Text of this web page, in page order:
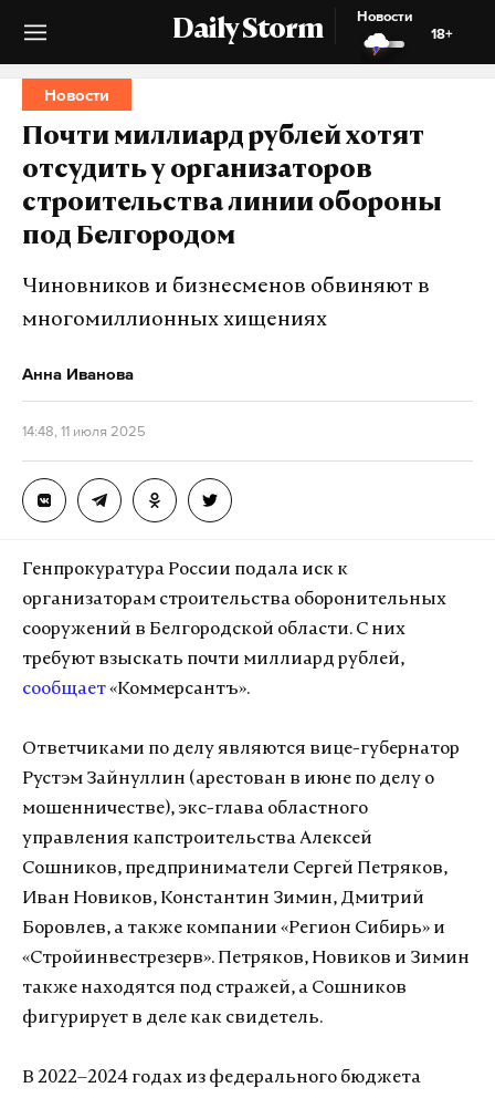
Daily Storm
Новости
18+
Новости
Почти миллиард рублей хотят
отсудить у организаторов
строительства линии обороны
под Белгородом
Чиновников и бизнесменов обвиняют в
многомиллионных хищениях
Анна Иванова
14:48, 11 июля 2025
Генпрокуратура России подала иск к
организаторам строительства оборонительных
сооружений в Белгородской области. С них
требуют взыскать почти миллиард рублей,
сообщает«Коммерсантъ».
Ответчиками по делу являются вице-губернатор
Рустэм Зайнуллин (арестован в июне по делу о
мошенничестве), экс-глава областного
управления капстроительства Алексей
Сошников, предприниматели Сергей Петряков,
Иван Новиков, Константин Зимин, Дмитрий
Боровлев, а также компании «Регион Сибирь» и
«Стройинвестрезерв». Петряков, Новиков и Зимин
также находятся под стражей, а Сошников
фигурирует в деле как свидетель.
В 2022–2024 годах из федерального бюджета